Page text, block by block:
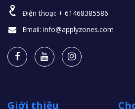
Điện thoại: + 61468385586
Email: info@applyzones.com
Giới thiệu